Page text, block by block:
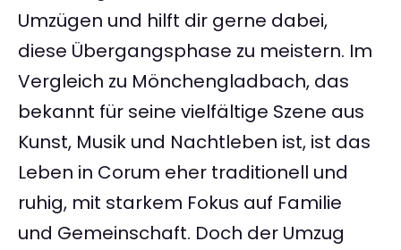
Umzügen und hilft dir gerne dabei,
diese Übergangsphase zu meistern. Im
Vergleich zu Mönchengladbach, das
bekannt für seine vielfältige Szene aus
Kunst, Musik und Nachtleben ist, ist das
Leben in Corum eher traditionell und
ruhig, mit starkem Fokus auf Familie
und Gemeinschaft. Doch der Umzug